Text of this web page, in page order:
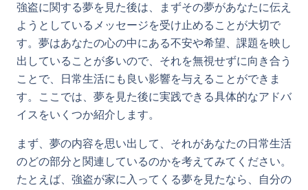
強盗に関する夢を見た後は、まずその夢があなたに伝え
ようとしているメッセージを受け止めることが大切で
す。夢はあなたの心の中にある不安や希望、課題を映し
出していることが多いので、それを無視せずに向き合う
ことで、日常生活にも良い影響を与えることができま
す。ここでは、夢を見た後に実践できる具体的なアドバ
イスをいくつか紹介します。
まず、夢の内容を思い出して、それがあなたの日常生活
のどの部分と関連しているのかを考えてみてください。
たとえば、強盗が家に入ってくる夢を見たなら、自分の